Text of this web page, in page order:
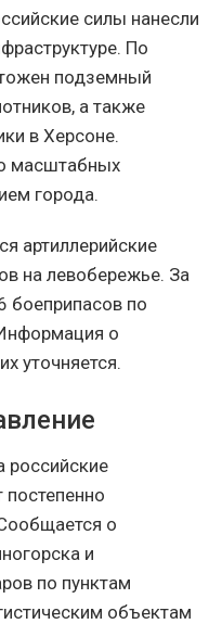
силы нанесли
По
подземный
а также
в Херсоне.
масштабных
города.
артиллерийские
на левобережье. За
боеприпасов по
о
уточняется.
российские
о
и
по пунктам
объектам